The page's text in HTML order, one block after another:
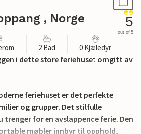
, Norge 5
out of 5
2 Bad 0 Kjæledyr
i dette store feriehuset omgitt av
feriehuset er det perfekte
og grupper. Det stilfulle
for en avslappende ferie. Den
møbler innbyr til opphold,